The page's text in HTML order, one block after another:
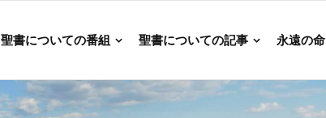
聖書についての番組 聖書についての記事 永遠の命